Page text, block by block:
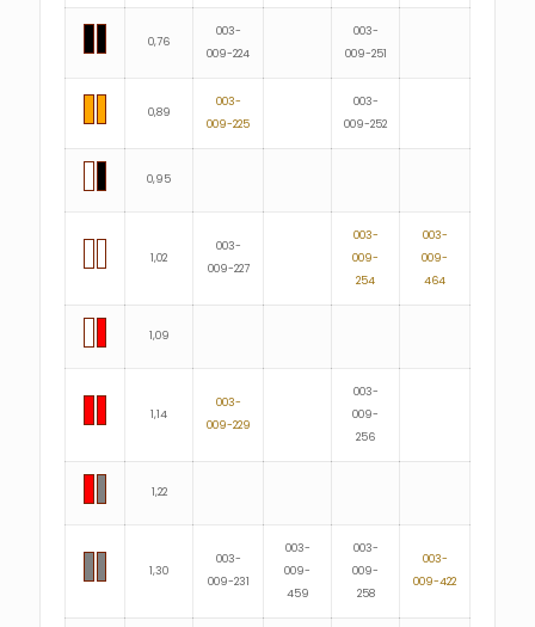
0,76
003-
009-224
003-
009-251
0,89
003-
009-225
003-
009-252
0,95
1,02
003-
009-227
003-
009-
254
003-
009-
464
1,09
1,14
003-
009-229
003-
009-
256
1,22
1,30
003-
009-231
003-
009-
459
003-
009-
258
003-
009-422